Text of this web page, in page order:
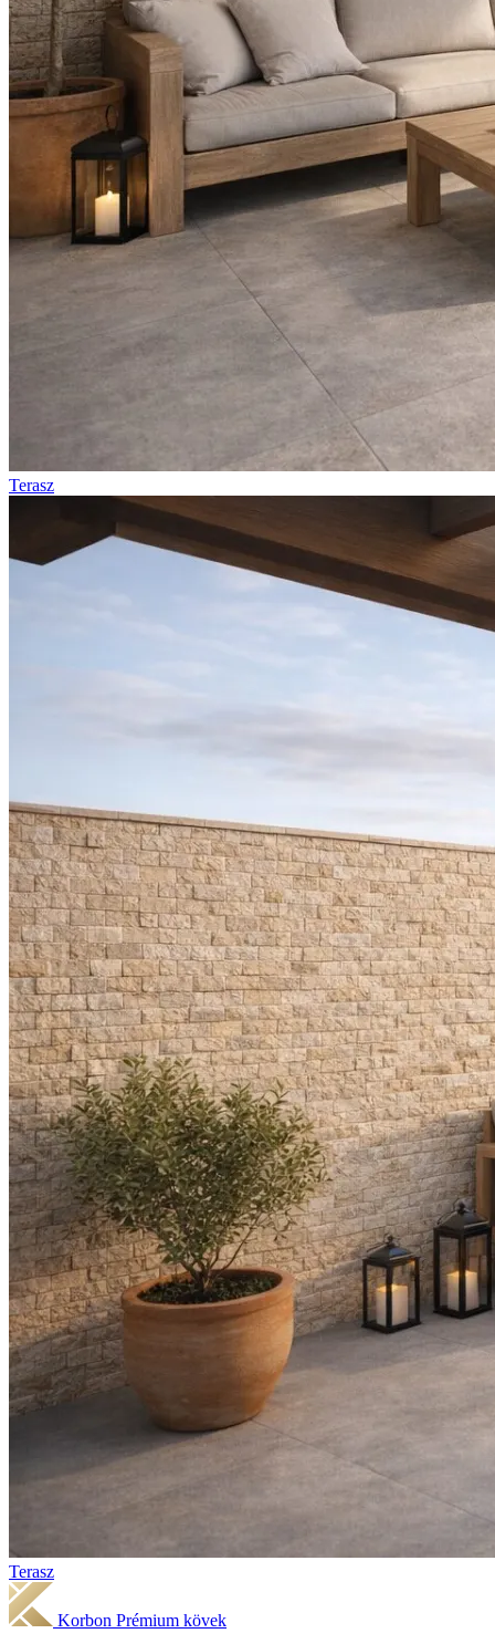
Terasz
Terasz
Korbon Prémium kövek